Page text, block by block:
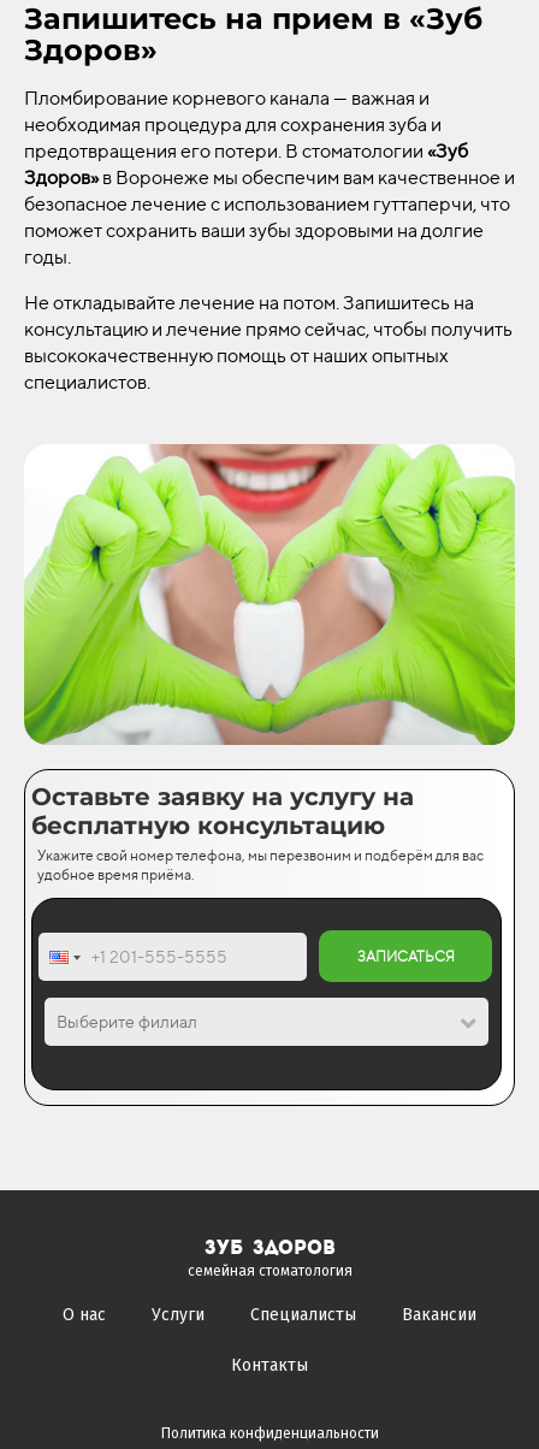
Запишитесь на прием в «Зуб
Здоров»
Пломбирование корневого канала — важная и
необходимая процедура для сохранения зуба и
предотвращения его потери. В стоматологии «Зуб
Здоров»в Воронеже мы обеспечим вам качественное и
безопасное лечение с использованием гуттаперчи, что
поможет сохранить ваши зубы здоровыми на долгие
годы.
Не откладывайте лечение на потом. Запишитесь на
консультацию и лечение прямо сейчас, чтобы получить
высококачественную помощь от наших опытных
специалистов.
Оставьте заявку на услугу на
бесплатную консультацию
Укажите свой номер телефона, мы перезвоним и подберём для вас
удобное время приёма.
ЗАПИСАТЬСЯ
Выберите филиал
зуб здоров
семейная стоматология
О нас Услуги Специалисты Вакансии
Контакты
Политика конфиденциальности